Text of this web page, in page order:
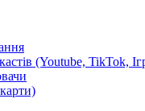
(Youtube, TikTok,